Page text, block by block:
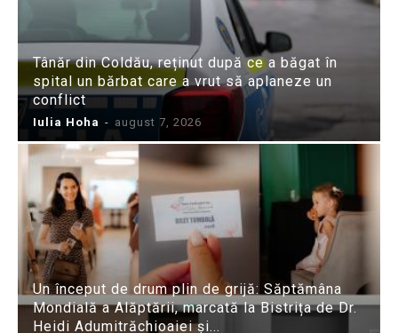
Tânăr din Coldău, reținut după ce a băgat în
spital un bărbat care a vrut să aplaneze un
conflict
Iulia Hoha - august 7, 2026
Un început de drum plin de grijă: Săptămâna
Mondială a Alăptării, marcată la Bistrița de Dr.
Heidi Adumitrăchioaiei și...